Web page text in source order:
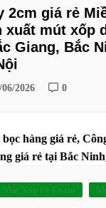
2cm giá rẻ
xuất mút xốp
Giang, Bắc
06/2026 0
Mút Xốp Pe Foam